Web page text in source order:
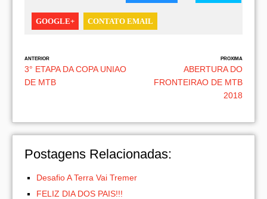
GOOGLE+ CONTATO EMAIL
ANTERIOR
3° ETAPA DA COPA UNIAO
DE MTB
PROXIMA
ABERTURA DO
FRONTEIRAO DE MTB
2018
Postagens Relacionadas:
Desafio A Terra Vai Tremer
FELIZ DIA DOS PAIS!!!